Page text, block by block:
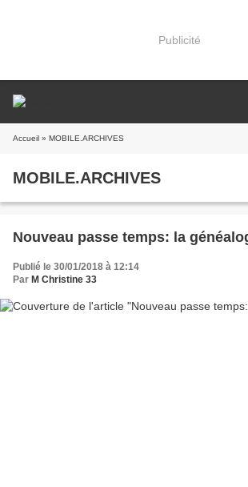
Publicité
Accueil » MOBILE.ARCHIVES
MOBILE.ARCHIVES
Nouveau passe temps: la
Publié le 30/01/2018 à 12:14
Par M Christine 33